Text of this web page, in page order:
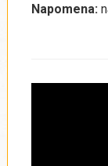
Napomena: